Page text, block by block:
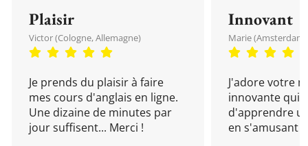
Plaisir
Victor (Cologne, Allemagne)
Je prends du plaisir à faire
mes cours d'anglais en ligne.
Une dizaine de minutes par
jour suffisent... Merci !
Innovant
Marie (Amsterdam,
J'adore votre
innovante qui
d'apprendre
en s'amusant !